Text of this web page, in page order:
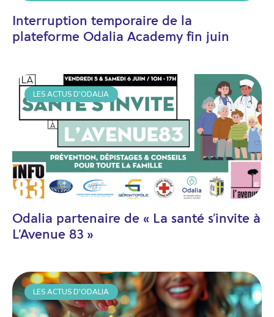
Interruption temporaire de la
plateforme Odalia Academy fin juin
LES ACTUS D'ODALIA
Odalia partenaire de « La santé s’invite à
L’Avenue 83 »
LES ACTUS D'ODALIA